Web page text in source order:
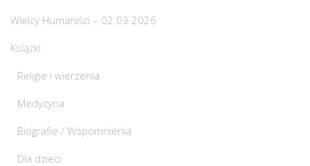
Wielcy Humaniści – 02.03.2026
Książki
Religie i wierzenia
Medycyna
Biografie / Wspomnienia
Dla dzieci